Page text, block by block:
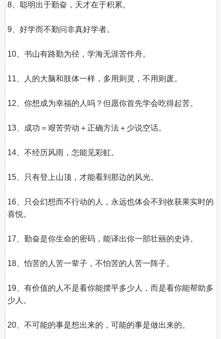
8、聪明出于勤奋，天才在于积累。
9、好学而不勤问非真好学者。
10、书山有路勤为径，学海无涯苦作舟。
11、人的大脑和肢体一样，多用则灵，不用则废。
12、你想成为幸福的人吗？但愿你首先学会吃得起苦。
13、成功＝艰苦劳动＋正确方法＋少说空话。
14、不经历风雨，怎能见彩虹。
15、只有登上山顶，才能看到那边的风光。
16、只会幻想而不行动的人，永远也体会不到收获果实时的
喜悦。
17、勤奋是你生命的密码，能译出你一部壮丽的史诗。
18、怕苦的人苦一辈子，不怕苦的人苦一阵子。
19、有价值的人不是看你能摆平多少人，而是看你能帮助多
少人。
20、不可能的事是想出来的，可能的事是做出来的。